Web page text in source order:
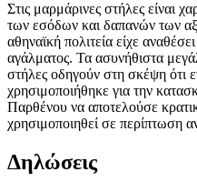
Στις μαρμάρινες στήλες είναι
των εσόδων και δαπανών των
αθηναϊκή πολιτεία είχε
αγάλματος. Τα ασυνήθιστα
στήλες οδηγούν στη σκέψη ότι
χρησιμοποιήθηκε για την
Παρθένου να αποτελούσε
χρησιμοποιηθεί σε περίπτωση
Δηλώσεις